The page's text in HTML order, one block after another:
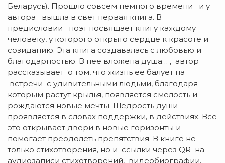
Беларусь). Прошло совсем немного времени и у
автора вышла в свет первая книга. В
предисловии поэт посвящает книгу каждому
человеку, у которого открыто сердце к красоте и
созиданию. Эта книга создавалась с любовью и
благодарностью. В нее вложена душа… , автор
рассказывает о том, что жизнь ее балует на
встречи с удивительными людьми, благодаря
которым растут крылья, появляется смелость и
рождаются новые мечты. Щедрость души
проявляется в словах поддержки, в действиях. Все
это открывает двери в новые горизонты и
помогает преодолеть препятствия. В книге не
только стихотворения, но и ссылки через QR на
аудиозаписи стихотворений, видеобиографии,